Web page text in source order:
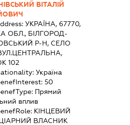
ВІТАЛІЙ
УКРАЇНА, 67770,
ОБЛ., БІЛГОРОД-
Р-Н, СЕЛО
102
Україна
50
Прямий
вплив
КІНЦЕВИЙ
ВЛАСНИК